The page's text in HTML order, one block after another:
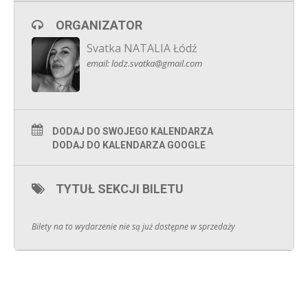
rozmowa trwa od 5 do 7 minut. A gdy już porozmawiamy ze
wszystkimi uczestnikami, zaznaczamy na formularzu, kto nas
najbardziej rozbawił oraz z kim znaleźliśmy wspólny język.
Jeżeli ta osoba również Cię zaznaczy, dostajecie do siebie
namiary
ORGANIZATOR
Svatka NATALIA Łódź
email: lodz.svatka@gmail.com
DODAJ DO SWOJEGO KALENDARZA
DODAJ DO KALENDARZA GOOGLE
TYTUŁ SEKCJI BILETU
Bilety na to wydarzenie nie są już dostępne w sprzedaży